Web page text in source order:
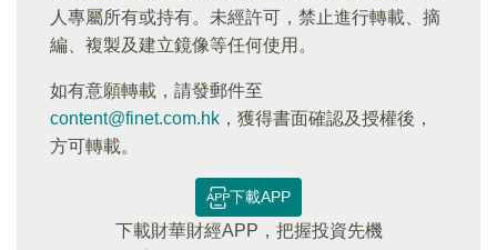
人專屬所有或持有。未經許可，禁止進行轉載、摘
編、複製及建立鏡像等任何使用。
如有意願轉載，請發郵件至
content@finet.com.hk ，獲得書面確認及授權後，
方可轉載。
下載APP
下載財華財經APP，把握投資先機